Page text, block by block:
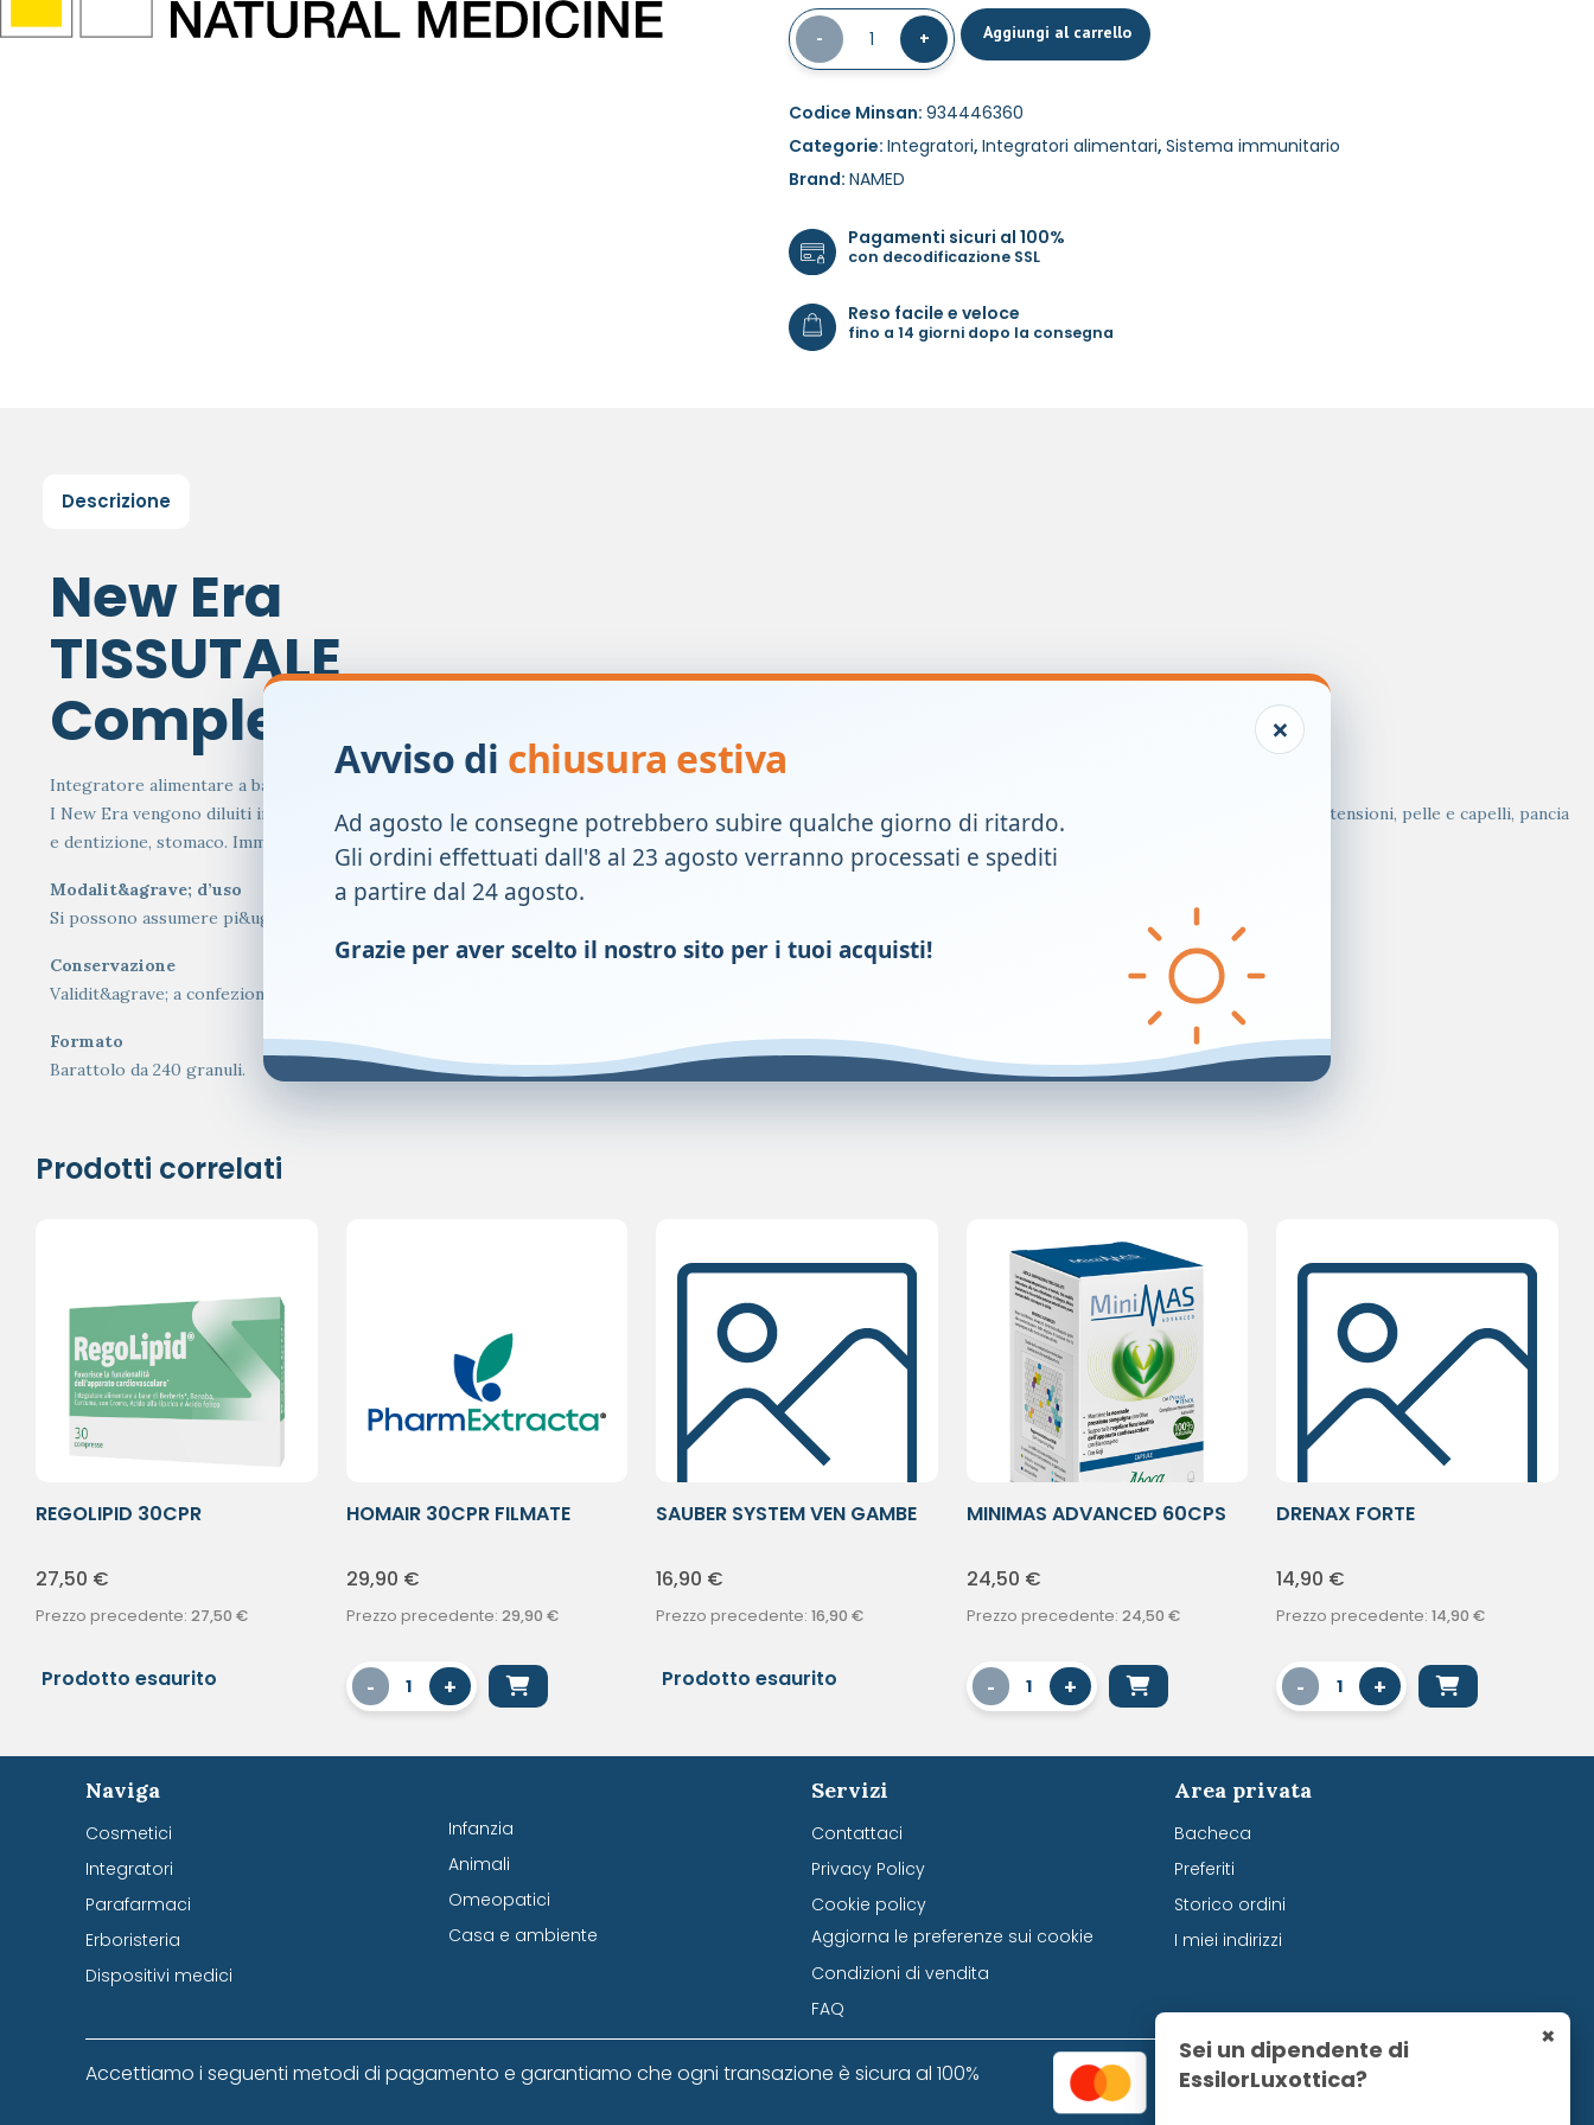
- 1 + Aggiungi al carrello
Codice Minsan: 934446360
Categorie: Integratori, Integratori alimentari, Sistema immunitario
Brand: NAMED
Pagamenti sicuri al 100%
con decodificazione SSL
Reso facile e veloce
fino a 14 giorni dopo la consegna
Descrizione
New Era
TISSUTALE
Complesso J
Integratore alimentare a base di Biotina e di 12 sali inorganici in tracce, tra cui Calcio, Ferro, Potassio, Magnesio.
I New Era vengono diluiti in
lattosio, macinati tramite 6 passaggi di triturazione, essiccati. Sono validi supporti per raffreddamento, stanchezza e affaticamento, tensioni, pelle e capelli, pancia
e dentizione, stomaco. Immediata solubilit&agrave;.
Modalit&agrave; d’uso
Si possono assumere pi&ugrave; volte al giorno, per periodi prolungati e con altri rimedi.
Conservazione
Validit&agrave; a confezione integra: 36 mesi.
Formato
Barattolo da 240 granuli.
Prodotti correlati
REGOLIPID 30CPR
27,50 €
Prezzo precedente: 27,50 €
Prodotto esaurito
HOMAIR 30CPR FILMATE
29,90 €
Prezzo precedente: 29,90 €
- 1 +
SAUBER SYSTEM VEN GAMBE
16,90 €
Prezzo precedente: 16,90 €
Prodotto esaurito
MINIMAS ADVANCED 60CPS
24,50 €
Prezzo precedente: 24,50 €
- 1 +
DRENAX FORTE
14,90 €
Prezzo precedente: 14,90 €
- 1 +
Naviga
Cosmetici
Integratori
Parafarmaci
Erboristeria
Dispositivi medici
Infanzia
Animali
Omeopatici
Casa e ambiente
Servizi
Contattaci
Privacy Policy
Cookie policy
Aggiorna le preferenze sui cookie
Condizioni di vendita
FAQ
Area privata
Bacheca
Preferiti
Storico ordini
I miei indirizzi
Accettiamo i seguenti metodi di pagamento e garantiamo che ogni transazione è sicura al 100%
×
Sei un dipendente di
EssilorLuxottica?
×
Avviso di chiusura estiva
Ad agosto le consegne potrebbero subire qualche giorno di ritardo.
Gli ordini effettuati dall'8 al 23 agosto verranno processati e spediti
a partire dal 24 agosto.
Grazie per aver scelto il nostro sito per i tuoi acquisti!